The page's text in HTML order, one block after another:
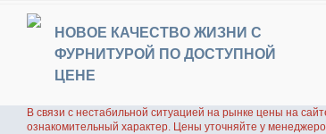
НОВОЕ КАЧЕСТВО ЖИЗНИ С
ФУРНИТУРОЙ ПО ДОСТУПНОЙ
ЦЕНЕ
В связи с нестабильной ситуацией на рынке цены на
ознакомительный характер. Цены уточняйте у